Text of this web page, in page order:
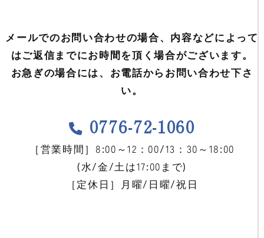
メールでのお問い合わせの場合、内容などによって
はご返信までにお時間を頂く場合がございます。
お急ぎの場合には、お電話からお問い合わせ下さ
い。
0776-72-1060
［営業時間］8:00～12：00/13：30～18:00
(水/金/土は17:00まで)
［定休日］月曜/日曜/祝日